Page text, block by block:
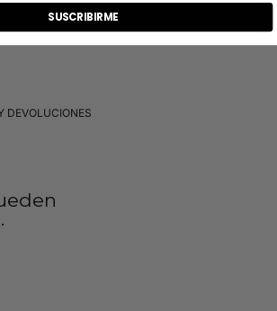
DEVOLUCIONES
SUSCRIBIRME